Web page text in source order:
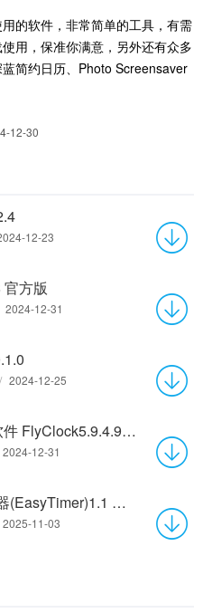
的软件，非常简单的工具，有需
用，保准你满意，另外还有众多
简约日历、Photo Screensaver
12-30
12-23
方版
2024-12-31
/ 2024-12-25
PPT/PDF 计时软件 FlyClock5.9.4.9官方版
2024-12-31
电脑桌面倒计时器(EasyTimer)1.1 中文绿色版
2025-11-03